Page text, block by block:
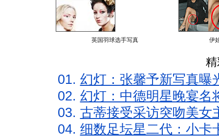
英国羽球选手写真 伊
01. 幻灯：张馨予新写真曝
02. 幻灯：中德明星晚宴名
03. 古蒂接受采访突吻美女
04. 细数足坛星二代：小卡